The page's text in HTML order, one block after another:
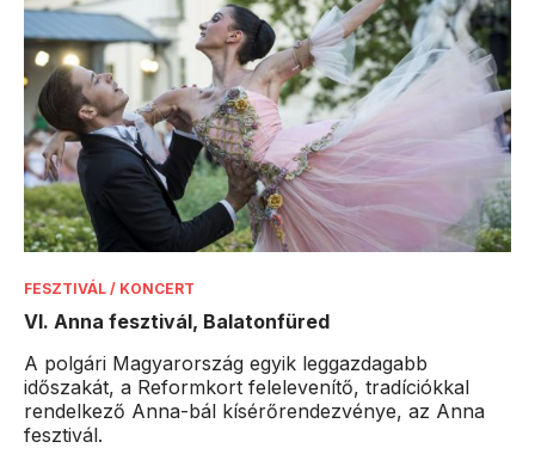
FESZTIVÁL / KONCERT
VI. Anna fesztivál, Balatonfüred
A polgári Magyarország egyik leggazdagabb
időszakát, a Reformkort felelevenítő, tradíciókkal
rendelkező Anna-bál kísérőrendezvénye, az Anna
fesztivál.